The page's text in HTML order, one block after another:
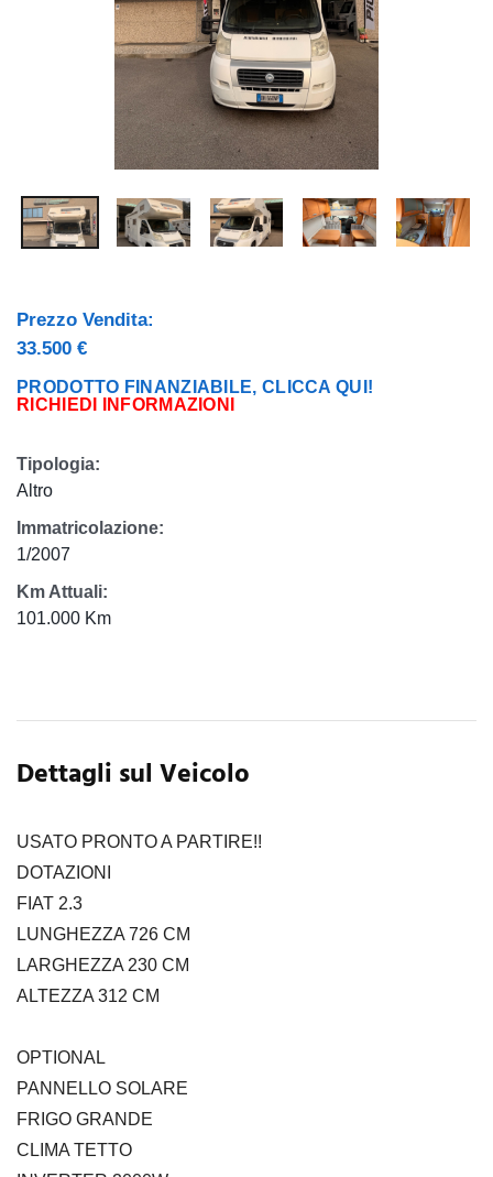
Prezzo Vendita:
33.500 €
PRODOTTO FINANZIABILE, CLICCA QUI!
RICHIEDI INFORMAZIONI
Tipologia:
Altro
Immatricolazione:
1/2007
Km Attuali:
101.000 Km
Dettagli sul Veicolo
USATO PRONTO A PARTIRE!!
DOTAZIONI
FIAT 2.3
LUNGHEZZA 726 CM
LARGHEZZA 230 CM
ALTEZZA 312 CM
OPTIONAL
PANNELLO SOLARE
FRIGO GRANDE
CLIMA TETTO